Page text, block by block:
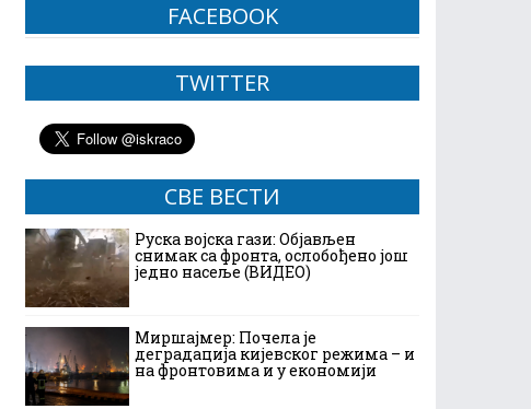
FACEBOOK
TWITTER
СВЕ ВЕСТИ
Руска војска гази: Објављен
снимак са фронта, ослобођено још
једно насеље (ВИДЕО)
Миршајмер: Почела је
деградација кијевског режима – и
на фронтовима и у економији